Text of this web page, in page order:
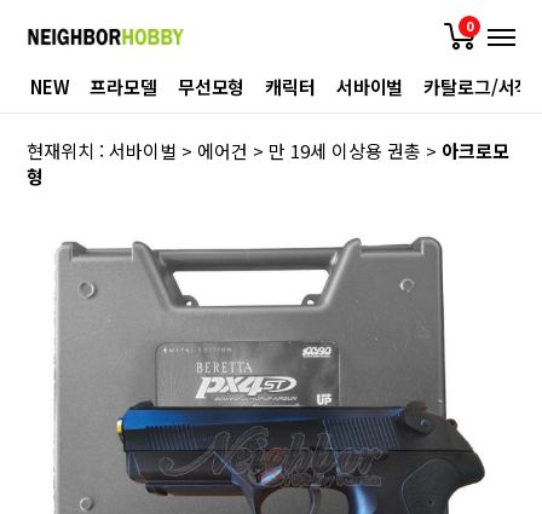
0
NEW 프라모델 무선모형 캐릭터 서바이벌 카탈로그/서적
현재위치 :서바이벌 > 에어건 > 만 19세 이상용 권총 > 아크로모
형